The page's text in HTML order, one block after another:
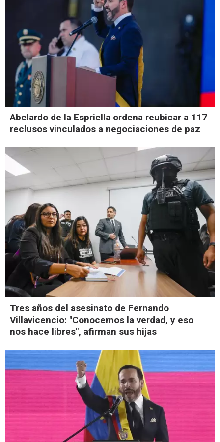
Abelardo de la Espriella ordena reubicar a 117
reclusos vinculados a negociaciones de paz
Tres años del asesinato de Fernando
Villavicencio: "Conocemos la verdad, y eso
nos hace libres", afirman sus hijas